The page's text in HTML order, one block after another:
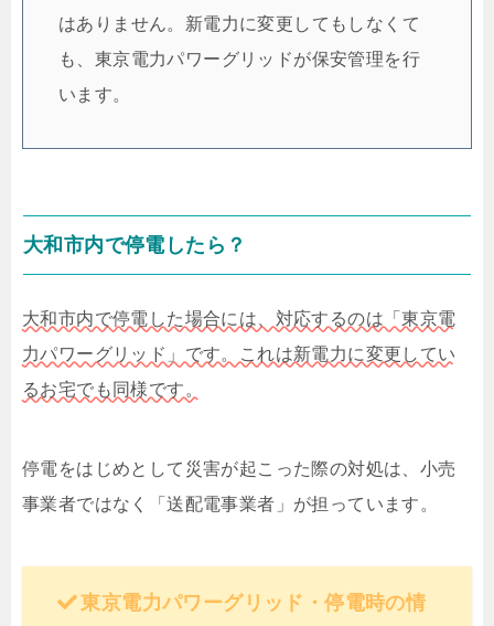
はありません。新電力に変更してもしなくて
も、東京電力パワーグリッドが保安管理を行
います。
大和市内で停電したら？
大和市内で停電した場合には、対応するのは「東京電
力パワーグリッド」です。これは新電力に変更してい
るお宅でも同様です。
停電をはじめとして災害が起こった際の対処は、小売
事業者ではなく「送配電事業者」が担っています。
東京電力パワーグリッド・停電時の情